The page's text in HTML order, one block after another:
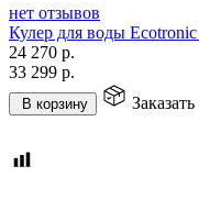
нет отзывов
Кулер для воды
24 270 р.
33 299 р.
В корзину Заказать